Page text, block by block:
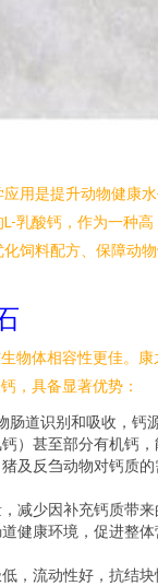
用是提升动物健康
乳酸钙，作为一种高
饲料配方、保障动
物体相容性更佳。康
，具备显著优势：
肠道识别和吸收，钙
）甚至部分有机钙，
及反刍动物对钙质的
减少因补充钙质带来
健康环境，促进整体
，流动性好，抗结块